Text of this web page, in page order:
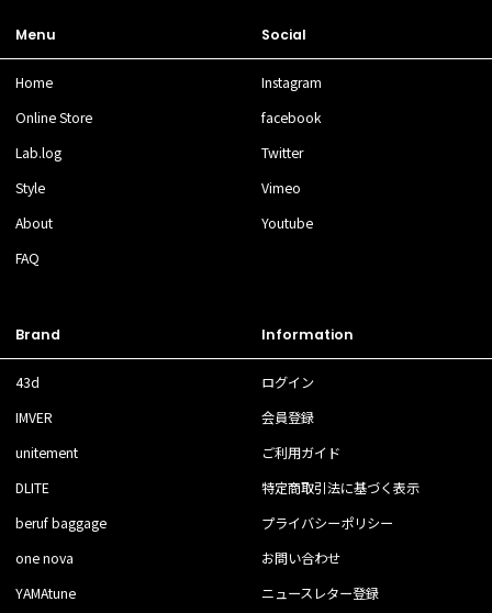
Menu
Home
Online Store
Lab.log
Style
About
FAQ
Brand
43d
IMVER
unitement
DLITE
beruf baggage
one nova
YAMAtune
Social
Instagram
facebook
Twitter
Vimeo
Youtube
Information
ログイン
会員登録
ご利用ガイド
特定商取引法に基づく表示
プライバシーポリシー
お問い合わせ
ニュースレター登録